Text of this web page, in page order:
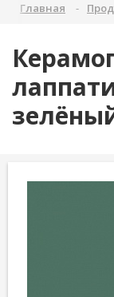
Главная